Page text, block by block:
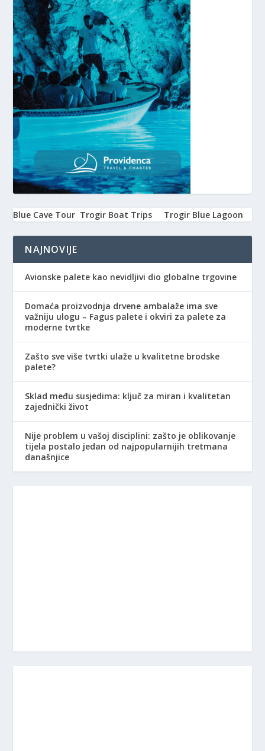
Blue Cave Tour Trogir Boat Trips Trogir Blue Lagoon
NAJNOVIJE
Avionske palete kao nevidljivi dio globalne trgovine
Domaća proizvodnja drvene ambalaže ima sve
važniju ulogu – Fagus palete i okviri za palete za
moderne tvrtke
Zašto sve više tvrtki ulaže u kvalitetne brodske
palete?
Sklad među susjedima: ključ za miran i kvalitetan
zajednički život
Nije problem u vašoj disciplini: zašto je oblikovanje
tijela postalo jedan od najpopularnijih tretmana
današnjice